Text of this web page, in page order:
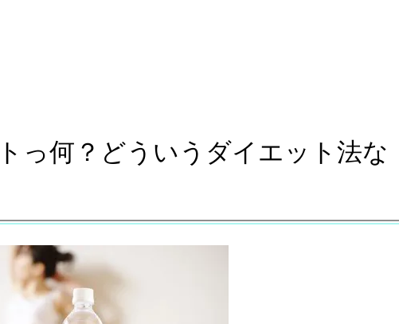
っ何？どういうダイエット法な